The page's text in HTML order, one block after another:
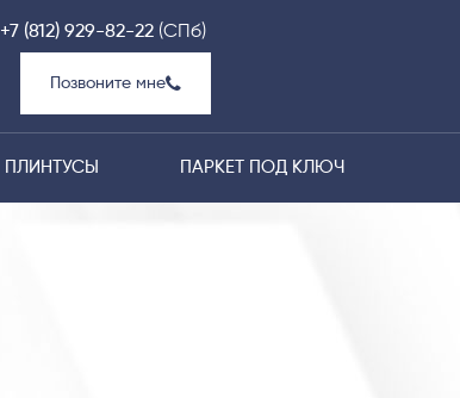
+7 (812) 929-82-22 (СПб)
Позвоните мне
ПЛИНТУСЫ ПАРКЕТ ПОД КЛЮЧ